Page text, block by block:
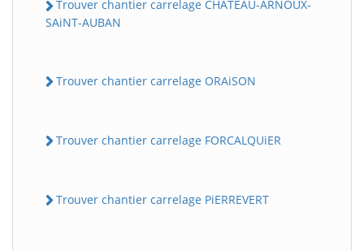
Trouver chantier carrelage CHATEAU-ARNOUX-
SAiNT-AUBAN
Trouver chantier carrelage ORAiSON
Trouver chantier carrelage FORCALQUiER
Trouver chantier carrelage PiERREVERT